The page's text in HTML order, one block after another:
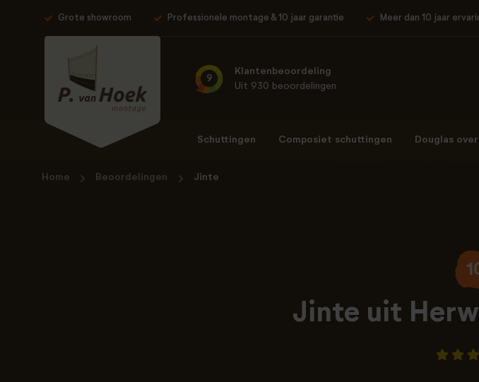
Grote showroom Professionele montage & 10 jaar garantie Meer dan 10 jaar
9
Klantenbeoordeling
Uit 930 beoordelingen
Schuttingen Composiet schuttingen Douglas
Home Beoordelingen Jinte
Jinte uit